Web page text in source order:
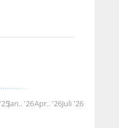
Jan.. '26Apr.. '26Juli '26